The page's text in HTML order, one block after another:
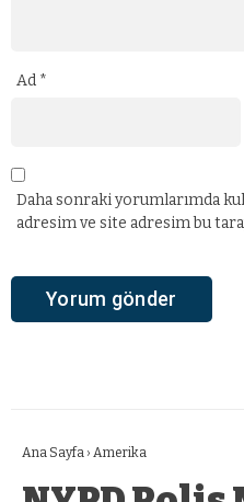
Ad *
Daha sonraki yorumlarımda
adresim ve site adresim bu
Ana Sayfa › Amerika